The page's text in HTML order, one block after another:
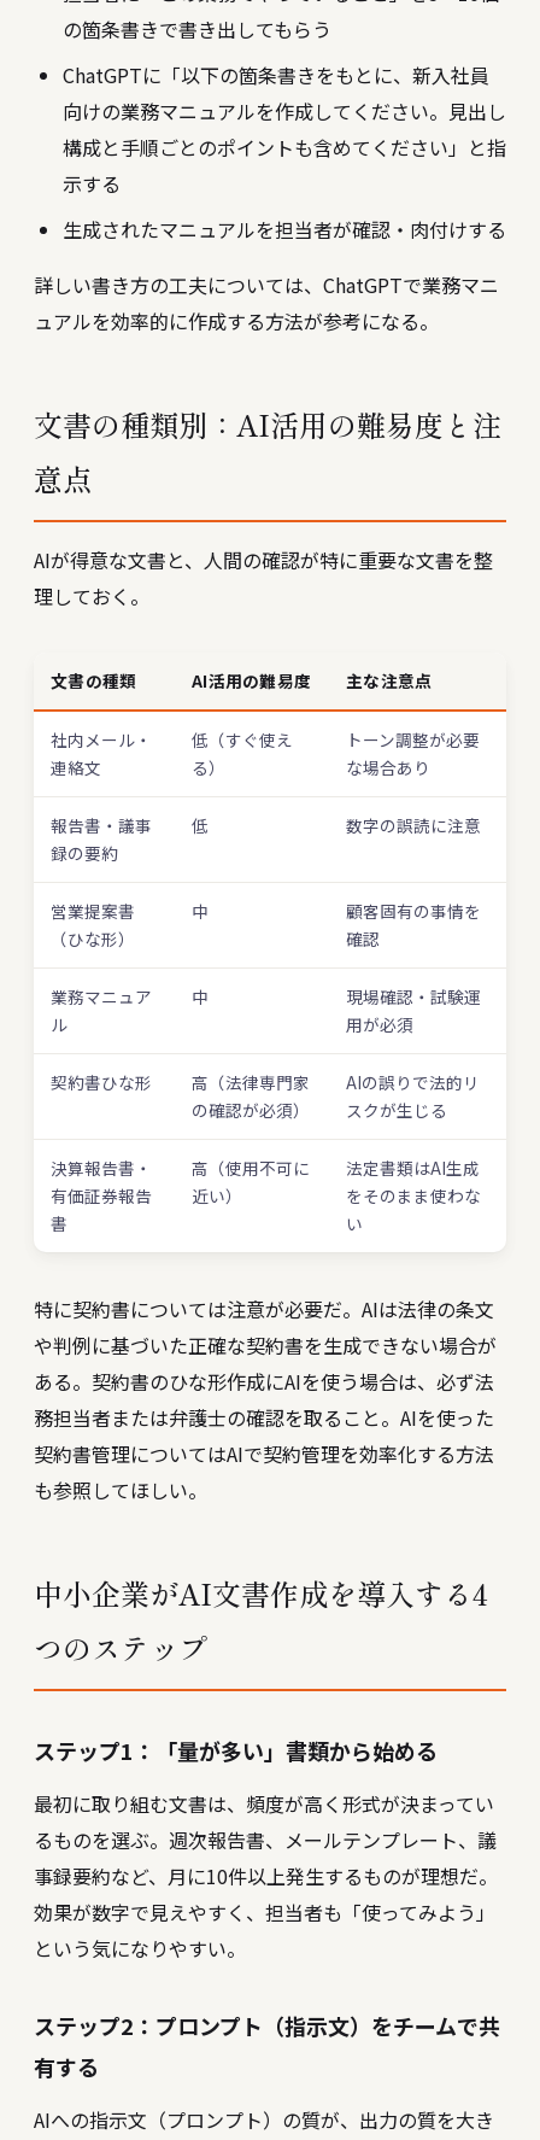
の箇条書きで書き出してもらう
ChatGPTに「以下の箇条書きをもとに、新入社員
向けの業務マニュアルを作成してください。見出し
構成と手順ごとのポイントも含めてください」と指
示する
生成されたマニュアルを担当者が確認・肉付けする
詳しい書き方の工夫については、 ChatGPTで業務マニ
ュアルを効率的に作成する方法が参考になる。
文書の種類別：AI活用の難易度と注
意点
AIが得意な文書と、人間の確認が特に重要な文書を整
理しておく。
文書の種類 AI活用の難易度 主な注意点
社内メール・
連絡文
低（すぐ使え
る）
トーン調整が必要
な場合あり
報告書・議事
録の要約
低 数字の誤読に注意
営業提案書
（ひな形）
中
顧客固有の事情を
確認
業務マニュア
ル
中
現場確認・試験運
用が必須
契約書ひな形
高（法律専門家
の確認が必須）
AIの誤りで法的リ
スクが生じる
決算報告書・
有価証券報告
書
高（使用不可に
近い）
法定書類はAI生成
をそのまま使わな
い
特に契約書については注意が必要だ。AIは法律の条文
や判例に基づいた正確な契約書を生成できない場合が
ある。契約書のひな形作成にAIを使う場合は、必ず法
務担当者または弁護士の確認を取ること。AIを使った
契約書管理についてはAIで契約管理を効率化する方法
も参照してほしい。
中小企業がAI文書作成を導入する4
つのステップ
ステップ1：「量が多い」書類から始める
最初に取り組む文書は、頻度が高く形式が決まってい
るものを選ぶ。週次報告書、メールテンプレート、議
事録要約など、月に10件以上発生するものが理想だ。
効果が数字で見えやすく、担当者も「使ってみよう」
という気になりやすい。
ステップ2：プロンプト（指示文）をチームで共
有する
AIへの指示文（プロンプト）の質が、出力の質を大き